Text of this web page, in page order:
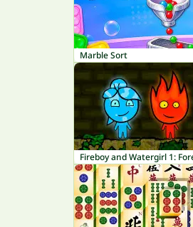
Marble Sort